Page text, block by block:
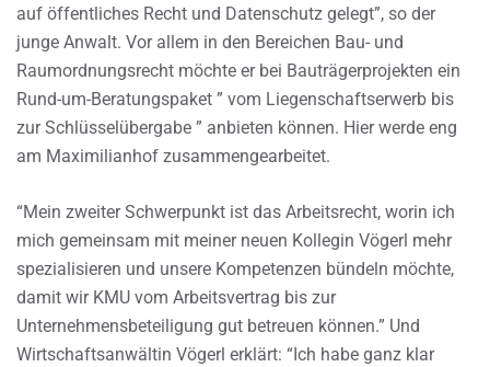
auf öffentliches Recht und Datenschutz gelegt”, so der
junge Anwalt. Vor allem in den Bereichen Bau- und
Raumordnungsrecht möchte er bei Bauträgerprojekten ein
Rund-um-Beratungspaket ” vom Liegenschaftserwerb bis
zur Schlüsselübergabe ” anbieten können. Hier werde eng
am Maximilianhof zusammengearbeitet.
“Mein zweiter Schwerpunkt ist das Arbeitsrecht, worin ich
mich gemeinsam mit meiner neuen Kollegin Vögerl mehr
spezialisieren und unsere Kompetenzen bündeln möchte,
damit wir KMU vom Arbeitsvertrag bis zur
Unternehmensbeteiligung gut betreuen können.” Und
Wirtschaftsanwältin Vögerl erklärt: “Ich habe ganz klar